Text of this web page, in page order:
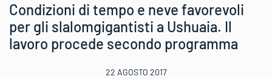
Condizioni di tempo e neve favorevoli
per gli slalomgigantisti a Ushuaia. Il
lavoro procede secondo programma
22 AGOSTO 2017